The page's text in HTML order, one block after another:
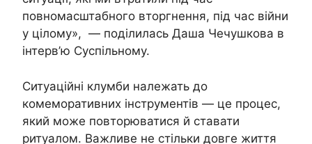
повномасштабного вторгнення, під час війни
у цілому», — поділилась Даша Чечушкова в
інтерв’ю Суспільному.
Ситуаційні клумби належать до
комеморативних інструментів — це процес,
який може повторюватися й ставати
ритуалом. Важливе не стільки довге життя